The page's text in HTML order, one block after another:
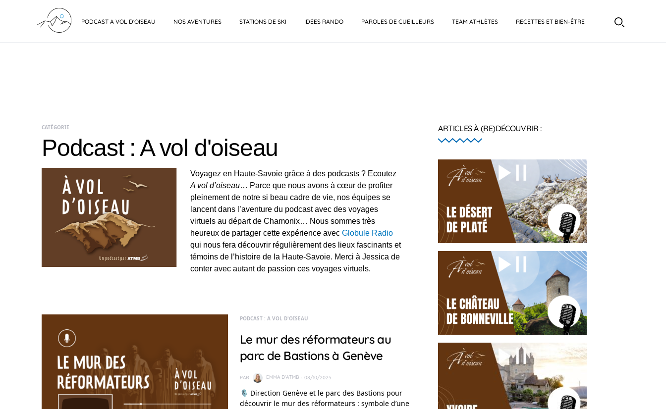
PODCAST A VOL D'OISEAU NOS AVENTURES STATIONS DE SKI IDÉES RANDO PAROLES DE CUEILLEURS TEAM ATHLÈTES RECETTES ET BIEN-ÊTRE
CATÉGORIE
Podcast : A vol d'oiseau
Voyagez en Haute-Savoie grâce à des podcasts ? Ecoutez
A vol d’oiseau… Parce que nous avons à cœur de profiter
pleinement de notre si beau cadre de vie, nos équipes se
lancent dans l’aventure du podcast avec des voyages
virtuels au départ de Chamonix… Nous sommes très
heureux de partager cette expérience avec Globule Radio
qui nous fera découvrir régulièrement des lieux fascinants et
témoins de l’histoire de la Haute-Savoie. Merci à Jessica de
conter avec autant de passion ces voyages virtuels.
PODCAST : A VOL D'OISEAU
Le mur des réformateurs au
parc de Bastions à Genève
PAR EMMA D'ATMB - 08/10/2025
🎙️ Direction Genève et le parc des Bastions pour
découvrir le mur des réformateurs : symbole d’une
ARTICLES À (RE)DÉCOUVRIR :